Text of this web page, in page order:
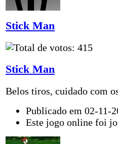
Stick Man
Stick Man
Belos tiros, cuidado com
Publicado em 02-11-
Este jogo online foi